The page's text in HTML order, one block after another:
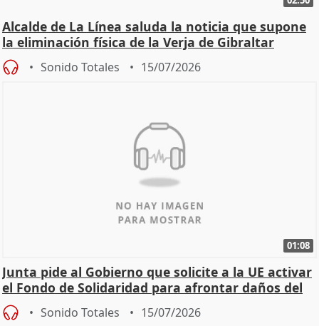
Alcalde de La Línea saluda la noticia que supone
la eliminación física de la Verja de Gibraltar
Sonido Totales 15/07/2026
01:08
Junta pide al Gobierno que solicite a la UE activar
el Fondo de Solidaridad para afrontar daños del
Sonido Totales 15/07/2026